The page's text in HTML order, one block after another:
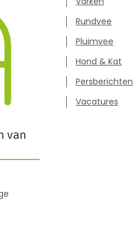
van
Rundvee
Pluimvee
Hond & Kat
Persberichten
Vacatures